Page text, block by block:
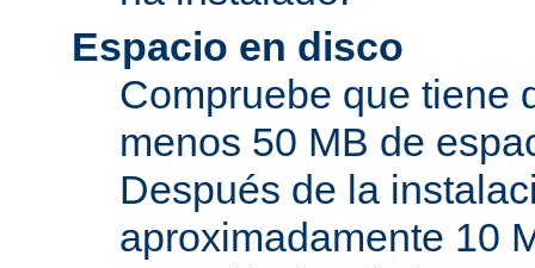
Espacio en disco
Compruebe que tiene
menos 50 MB de
Después de la
aproximadamente 10